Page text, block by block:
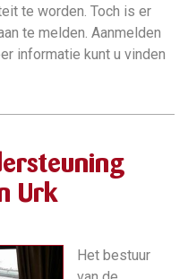
te worden. Toch is er
te melden. Aanmelden
informatie kunt u vinden
Urk
Het bestuur